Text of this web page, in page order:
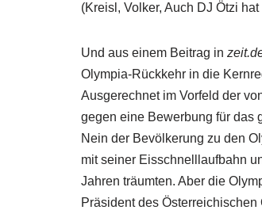
(Kreisl, Volker, Auch DJ Ötzi
Und aus einem Beitrag in
Olympia-Rückkehr in die
Ausgerechnet im Vorfeld der
gegen eine Bewerbung für das
Nein der Bevölkerung zu den
mit seiner Eisschnelllaufbahn
Jahren träumten. Aber die
Präsident des